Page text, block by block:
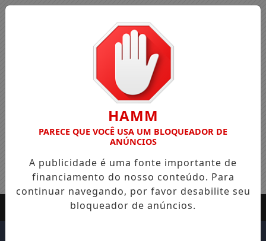
HAMM
PARECE QUE VOCÊ USA UM BLOQUEADOR DE
ANÚNCIOS
A publicidade é uma fonte importante de
financiamento do nosso conteúdo. Para
continuar navegando, por favor desabilite seu
bloqueador de anúncios.